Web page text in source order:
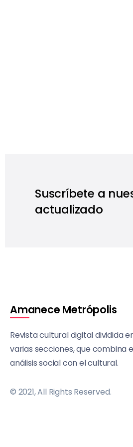
Suscríbete a
actualizado
Amanece Metrópolis
Revista cultural digital dividida
varias secciones, que combina
análisis social con el cultural.
© 2021, All Rights Reserved.